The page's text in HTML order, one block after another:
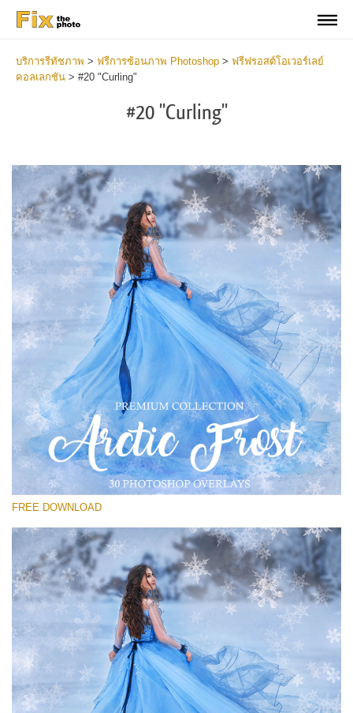
บริการรีทัชภาพ > ฟรีการซ้อนภาพ Photoshop > ฟรีฟรอสต์โอเวอร์เลย์
คอลเลกชัน > #20 "Curling"
#20 "Curling"
โปรดเลือก
Free Frost Overlay #20
Small 800*533px
Artic Frost
(30 Overlays)
4 Seasons (411 Overlays)
Large 6000*4000px
Entire Collection
(1783 Overlays)
Large 6000*4000px
ดาวน์โหลดฟรี
FREE DOWNLOAD